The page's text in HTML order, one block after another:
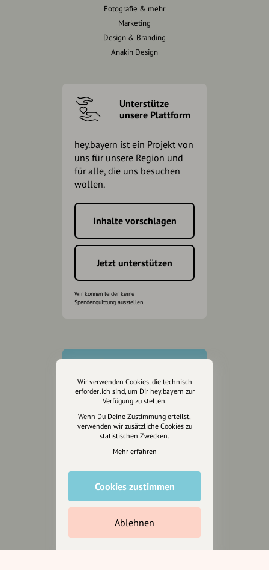
Fotografie & mehr
Marketing
Design & Branding
Anakin Design
Unterstütze
unsere Plattform
hey.bayern ist ein Projekt von
uns für unsere Region und
für alle, die uns besuchen
wollen.
Inhalte vorschlagen
Jetzt unterstützen
Wir können leider keine
Spendenquittung ausstellen.
Wir sind auch auf
Wir verwenden Cookies, die technisch
erforderlich sind, um Dir hey.bayern zur
Verfügung zu stellen.
Wenn Du Deine Zustimmung erteilst,
verwenden wir zusätzliche Cookies zu
statistischen Zwecken.
Mehr erfahren
Cookies zustimmen
Ablehnen